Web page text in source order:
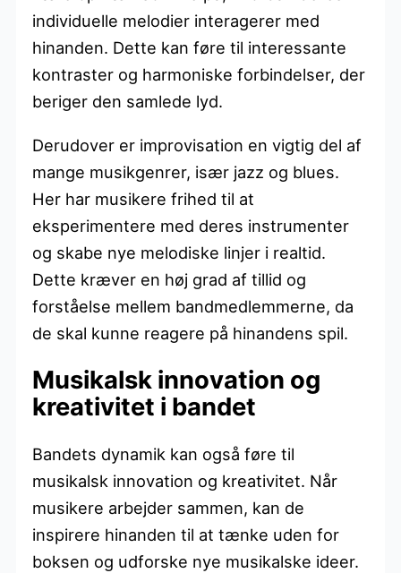
individuelle melodier interagerer med
hinanden. Dette kan føre til interessante
kontraster og harmoniske forbindelser, der
beriger den samlede lyd.
Derudover er improvisation en vigtig del af
mange musikgenrer, især jazz og blues.
Her har musikere frihed til at
eksperimentere med deres instrumenter
og skabe nye melodiske linjer i realtid.
Dette kræver en høj grad af tillid og
forståelse mellem bandmedlemmerne, da
de skal kunne reagere på hinandens spil.
Musikalsk innovation og
kreativitet i bandet
Bandets dynamik kan også føre til
musikalsk innovation og kreativitet. Når
musikere arbejder sammen, kan de
inspirere hinanden til at tænke uden for
boksen og udforske nye musikalske ideer.